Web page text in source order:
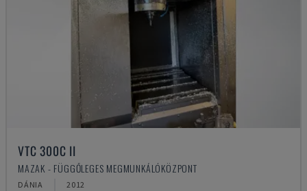
VTC 300C II
MAZAK - FÜGGŐLEGES MEGMUNKÁLÓKÖZPONT
DÁNIA 2012